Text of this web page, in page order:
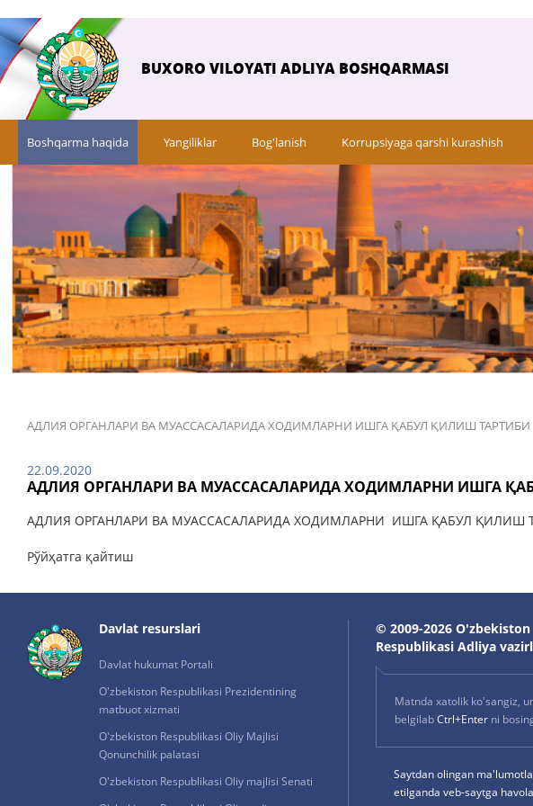
BUXORO VILOYATI ADLIYA BOSHQARMASI
Boshqarma haqida Yangiliklar Bog'lanish Korrupsiyaga qarshi kurashish
АДЛИЯ ОРГАНЛАРИ ВА МУАССАСАЛАРИДА ХОДИМЛАРНИ ИШГА ҚАБУЛ ҚИЛИШ ТАРТИБИ
22.09.2020
АДЛИЯ ОРГАНЛАРИ ВА МУАССАСАЛАРИДА ХОДИМЛАРНИ ИШГА
АДЛИЯ ОРГАНЛАРИ ВА МУАССАСАЛАРИДА ХОДИМЛАРНИ ИШГА ҚАБУЛ ҚИЛИШ
Рўйҳатга қайтиш
Davlat resurslari
Davlat hukumat Portali
O'zbekiston Respublikasi Prezidentining
matbuot xizmati
O'zbekiston Respublikasi Oliy Majlisi
Qonunchilik palatasi
O'zbekiston Respublikasi Oliy majlisi Senati
© 2009-2026 O'zbekiston
Respublikasi Adliya
Matnda xatolik ko'sangiz,
belgilabCtrl+Enterni
Saytdan olingan
etilganda veb-saytga